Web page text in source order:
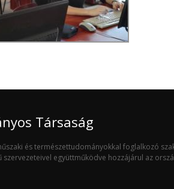
Társaság
és természettudományokkal foglalkozó
együttműködve hozzájárul az